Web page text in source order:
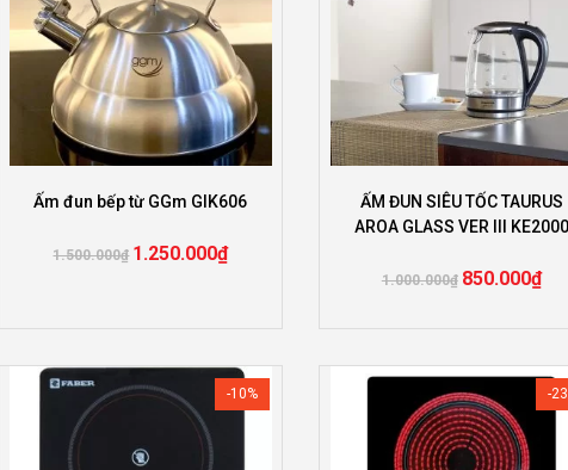
Ấm đun bếp từ GGm GIK606
1.500.000₫ 1.250.000₫
ẤM ĐUN SIÊU TỐC TAURUS
AROA GLASS VER III KE2000
1.000.000₫ 850.000₫
-10% -